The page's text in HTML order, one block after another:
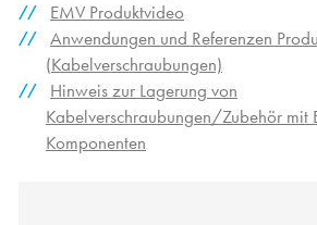
EMV Produktvideo
Anwendungen und Referenzen
(Kabelverschraubungen)
Hinweis zur Lagerung von
Kabelverschraubungen/Zubehör mit
Komponenten